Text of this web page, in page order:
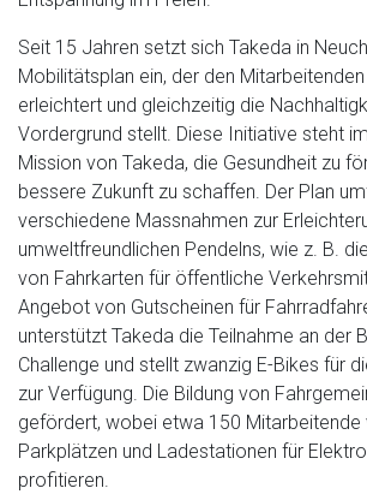
Seit 15 Jahren setzt sich Takeda in
Mobilitätsplan ein, der den
erleichtert und gleichzeitig die
Vordergrund stellt. Diese Initiative steht
Mission von Takeda, die Gesundheit zu
bessere Zukunft zu schaffen. Der Plan
verschiedene Massnahmen zur
umweltfreundlichen Pendelns, wie z. B.
von Fahrkarten für öffentliche
Angebot von Gutscheinen für
unterstützt Takeda die Teilnahme an der
Challenge und stellt zwanzig E-Bikes für
zur Verfügung. Die Bildung von
gefördert, wobei etwa 150
Parkplätzen und Ladestationen für
profitieren.